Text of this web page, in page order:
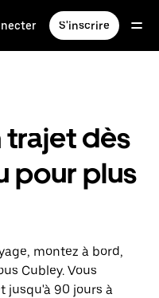
S'inscrire
trajet dès
pour plus
montez à bord,
Cubley. Vous
jusqu'à 90 jours à